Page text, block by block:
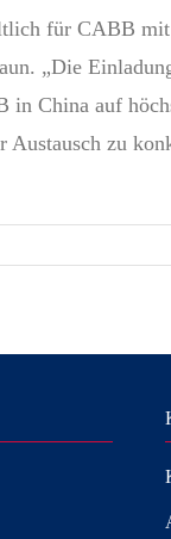
für CABB
„Die
in China auf
zu